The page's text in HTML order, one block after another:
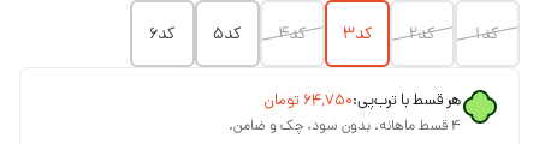
کد۱ کد۲ کد۳ کد۴ کد۵ کد۶
هر قسط با ترب‌پی:۶۴٬۷۵۰ تومان
۴ قسط ماهانه. بدون سود، چک و ضامن.